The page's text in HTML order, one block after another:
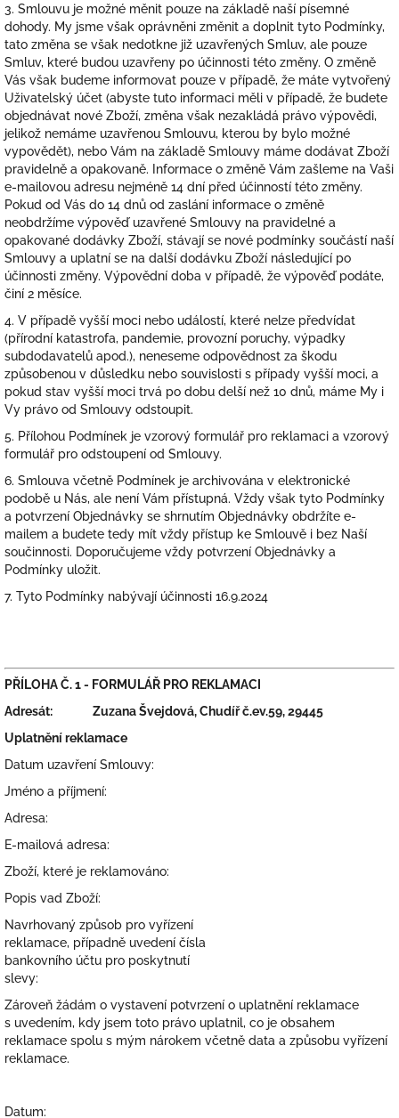
3. Smlouvu je možné měnit pouze na základě naší písemné
dohody. My jsme však oprávněni změnit a doplnit tyto Podmínky,
tato změna se však nedotkne již uzavřených Smluv, ale pouze
Smluv, které budou uzavřeny po účinnosti této změny. O změně
Vás však budeme informovat pouze v případě, že máte vytvořený
Uživatelský účet (abyste tuto informaci měli v případě, že budete
objednávat nové Zboží, změna však nezakládá právo výpovědi,
jelikož nemáme uzavřenou Smlouvu, kterou by bylo možné
vypovědět), nebo Vám na základě Smlouvy máme dodávat Zboží
pravidelně a opakovaně. Informace o změně Vám zašleme na Vaši
e-mailovou adresu nejméně 14 dní před účinností této změny.
Pokud od Vás do 14 dnů od zaslání informace o změně
neobdržíme výpověď uzavřené Smlouvy na pravidelné a
opakované dodávky Zboží, stávají se nové podmínky součástí naší
Smlouvy a uplatní se na další dodávku Zboží následující po
účinnosti změny. Výpovědní doba v případě, že výpověď podáte,
činí 2 měsíce.
4. V případě vyšší moci nebo událostí, které nelze předvídat
(přírodní katastrofa, pandemie, provozní poruchy, výpadky
subdodavatelů apod.), neneseme odpovědnost za škodu
způsobenou v důsledku nebo souvislosti s případy vyšší moci, a
pokud stav vyšší moci trvá po dobu delší než 10 dnů, máme My i
Vy právo od Smlouvy odstoupit.
5. Přílohou Podmínek je vzorový formulář pro reklamaci a vzorový
formulář pro odstoupení od Smlouvy.
6. Smlouva včetně Podmínek je archivována v elektronické
podobě u Nás, ale není Vám přístupná. Vždy však tyto Podmínky
a potvrzení Objednávky se shrnutím Objednávky obdržíte e-
mailem a budete tedy mít vždy přístup ke Smlouvě i bez Naší
součinnosti. Doporučujeme vždy potvrzení Objednávky a
Podmínky uložit.
7. Tyto Podmínky nabývají účinnosti 16.9.2024
PŘÍLOHA Č. 1 - FORMULÁŘ PRO REKLAMACI
Adresát:
Zuzana Švejdová, Chudíř č.ev.59, 29445
Uplatnění reklamace
Datum uzavření Smlouvy:
Jméno a příjmení:
Adresa:
E-mailová adresa:
Zboží, které je reklamováno:
Popis vad Zboží:
Navrhovaný způsob pro vyřízení
reklamace, případně uvedení čísla
bankovního účtu pro poskytnutí
slevy:
Zároveň žádám o vystavení potvrzení o uplatnění reklamace
s uvedením, kdy jsem toto právo uplatnil, co je obsahem
reklamace spolu s mým nárokem včetně data a způsobu vyřízení
reklamace.
Datum: